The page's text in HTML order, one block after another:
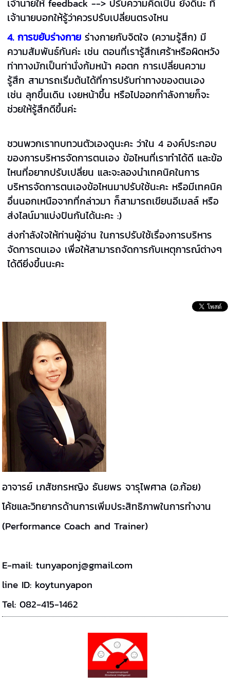
เจ้านายให้ feedback --> ปรับความคิดเป็น ยังดีนะ ที่
เจ้านายบอกให้รู้ว่าควรปรับเปลี่ยนตรงไหน
4. การขยับร่างกาย ร่างกายกับจิตใจ (ความรู้สึก) มี
ความสัมพันธ์กันค่ะ เช่น ตอนที่เรารู้สึกเศร้าหรือผิดหวัง
ท่าทางมักเป็นท่านั่งก้มหน้า คอตก การเปลี่ยนความ
รู้สึก สามารถเริ่มต้นได้ที่การปรับท่าทางของตนเอง
เช่น ลุกขึ้นเดิน เงยหน้าขึ้น หรือไปออกกำลังกายก็จะ
ช่วยให้รู้สึกดีขึ้นค่ะ
ชวนพวกเราทบทวนตัวเองดูนะคะ ว่าใน 4 องค์ประกอบ
ของการบริหารจัดการตนเอง ข้อไหนที่เราทำได้ดี และข้อ
ไหนที่อยากปรับเปลี่ยน และจะลองนำเทคนิคในการ
บริหารจัดการตนเองข้อไหนมาปรับใช้นะคะ หรือมีเทคนิค
อื่นนอกเหนือจากที่กล่าวมา ก็สามารถเขียนอีเมลล์ หรือ
ส่งไลน์มาแบ่งปันกันได้นะคะ :)
ส่งกำลังใจให้ท่านผู้อ่าน ในการปรับใช้เรื่องการบริหาร
จัดการตนเอง เพื่อให้สามารถจัดการกับเหตุการณ์ต่างๆ
ได้ดียิ่งขึ้นนะคะ
อาจารย์ เภสัชกรหญิง ธันยพร จารุไพศาล (อ.ก้อย)
โค้ชและวิทยากรด้านการเพิ่มประสิทธิภาพในการทำงาน
(Performance Coach and Trainer)
E-mail: tunyaponj@gmail.com
line ID: koytunyapon
Tel: 082-415-1462